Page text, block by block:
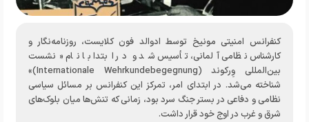
کنفرانس امنیتی مونیخ توسط ادوالد فون کلایست، روزنامه‌نگار و
کارشناس نظامی آلمانی، تأسیس شد و در ابتدا با نام «نشست
بین‌المللی وِرکوند (Internationale Wehrkundebegegnung)»
شناخته می‌شد. در ابتدای امر، تمرکز این کنفرانس بر مسائل سیاسی
نظامی و دفاعی در بستر جنگ سرد بود، زمانی که تنش‌ها میان بلوک‌های
شرق و غرب در اوج خود قرار داشت.